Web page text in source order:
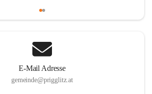
E-Mail Adresse
gemeinde@prigglitz.at